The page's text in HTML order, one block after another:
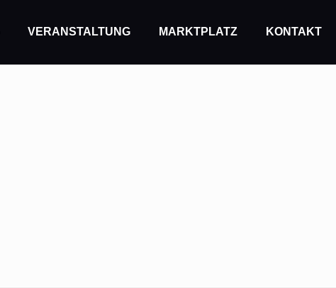
VERANSTALTUNG MARKTPLATZ KONTAKT